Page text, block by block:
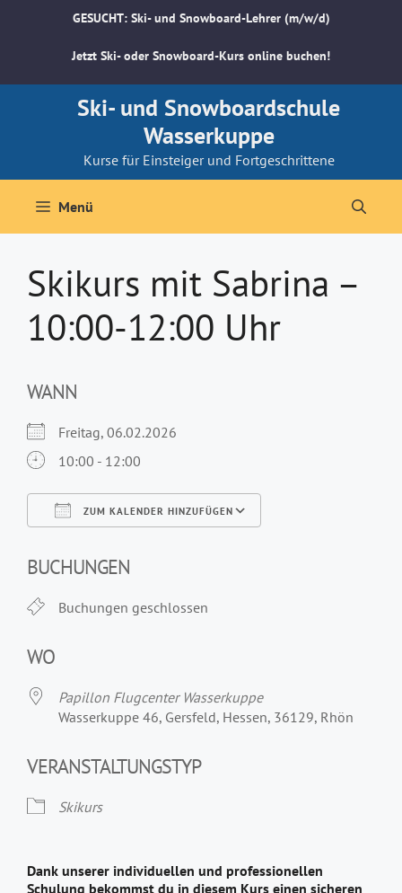
GESUCHT: Ski- und Snowboard-Lehrer (m/w/d)
Jetzt Ski- oder Snowboard-Kurs online buchen!
Ski- und Snowboardschule
Wasserkuppe
Kurse für Einsteiger und Fortgeschrittene
Menü
Skikurs mit Sabrina –
10:00-12:00 Uhr
WANN
Freitag, 06.02.2026
10:00 - 12:00
ZUM KALENDER HINZUFÜGEN
BUCHUNGEN
Buchungen geschlossen
WO
Papillon Flugcenter Wasserkuppe
Wasserkuppe 46, Gersfeld, Hessen, 36129, Rhön
VERANSTALTUNGSTYP
Skikurs
Dank unserer individuellen und professionellen
Schulung bekommst du in diesem Kurs einen sicheren